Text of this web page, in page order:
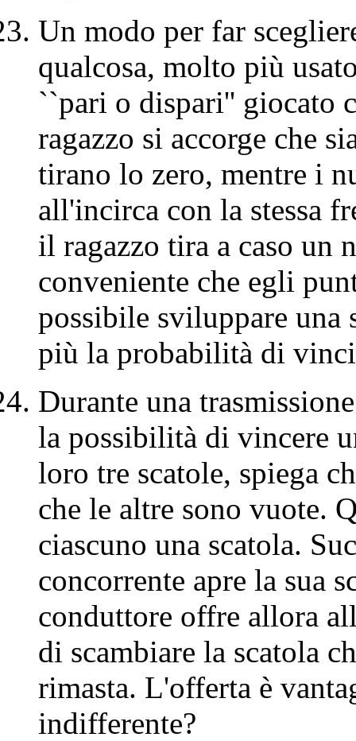
Un modo per far
qualcosa, molto più
``pari o dispari'' giocato
ragazzo si accorge che
tirano lo zero, mentre i
all'incirca con la stessa
il ragazzo tira a caso un
conveniente che egli
possibile sviluppare una
più la probabilità di
Durante una
la possibilità di vincere
loro tre scatole, spiega
che le altre sono vuote.
ciascuno una scatola.
concorrente apre la sua
conduttore offre allora
di scambiare la scatola
rimasta. L'offerta è
indifferente?